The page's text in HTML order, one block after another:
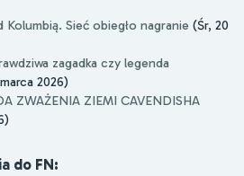
Kolumbią. Sieć obiegło nagranie (Śr, 20
zagadka czy legenda
2026)
ZWAŻENIA ZIEMI CAVENDISHA
do FN: